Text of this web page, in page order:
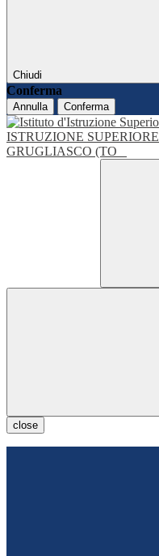
Chiudi
Conferma
Annulla Conferma
ISTRUZIONE SUPERIORE
GRUGLIASCO (TO
close